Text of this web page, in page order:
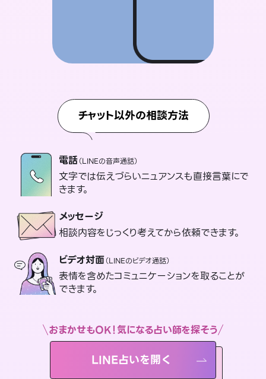
チャット以外の相談方法
電話（LINEの音声通話）
文字では伝えづらいニュアンスも直接言葉にで
きます。
メッセージ
相談内容をじっくり考えてから依頼できます。
ビデオ対面（LINEのビデオ通話）
表情を含めたコミュニケーションを取ることが
できます。
おまかせもOK！気になる占い師を探そう
LINE占いを開く